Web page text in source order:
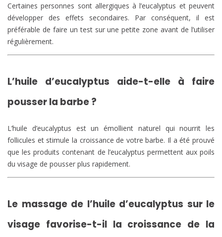
Certaines personnes sont allergiques à l’eucalyptus et peuvent
développer des effets secondaires. Par conséquent, il est
préférable de faire un test sur une petite zone avant de l’utiliser
régulièrement.
L’huile d’eucalyptus aide-t-elle à faire
pousser la barbe ?
L’huile d’eucalyptus est un émollient naturel qui nourrit les
follicules et stimule la croissance de votre barbe. Il a été prouvé
que les produits contenant de l’eucalyptus permettent aux poils
du visage de pousser plus rapidement.
Le massage de l’huile d’eucalyptus sur le
visage favorise-t-il la croissance de la